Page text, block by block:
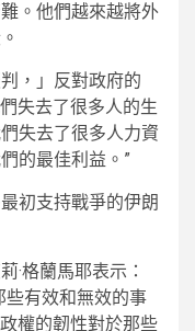
。他們越來越將外
，」反對政府的
失去了很多人的生
失去了很多人力資
的最佳利益。”
初支持戰爭的伊朗
·格蘭馬耶表示：
些有效和無效的事
權的韌性對於那些